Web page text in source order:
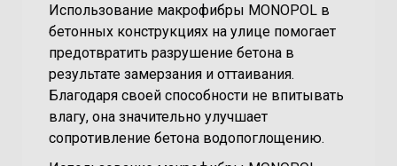
Использование макрофибры MONOPOL в
бетонных конструкциях на улице помогает
предотвратить разрушение бетона в
результате замерзания и оттаивания.
Благодаря своей способности не впитывать
влагу, она значительно улучшает
сопротивление бетона водопоглощению.